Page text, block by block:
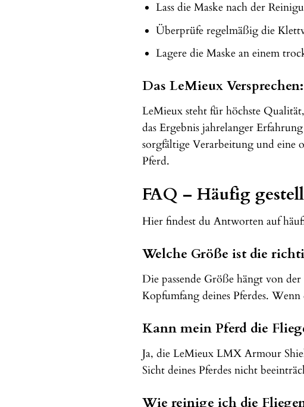
Lass die Maske nach der
Überprüfe regelmäßig die
Lagere die Maske an einem
Das LeMieux
LeMieux steht für höchste
das Ergebnis jahrelanger
sorgfältige Verarbeitung und eine
Pferd.
FAQ – Häufig
Hier findest du Antworten auf
Welche Größe ist die
Die passende Größe hängt von
Kopfumfang deines Pferdes.
Kann mein Pferd die
Ja, die LeMieux LMX Armour
Sicht deines Pferdes nicht
Wie reinige ich die